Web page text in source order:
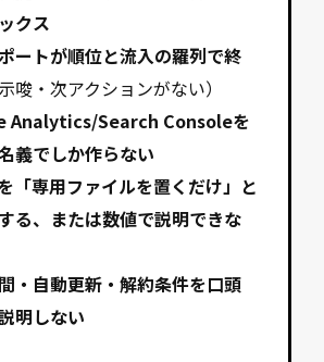
クス
ートが順位と流入の羅列で終
示唆・次アクションがない）
Analytics/Search Consoleを
義でしか作らない
「専用ファイルを置くだけ」と
る、または数値で説明できな
・自動更新・解約条件を口頭
明しない